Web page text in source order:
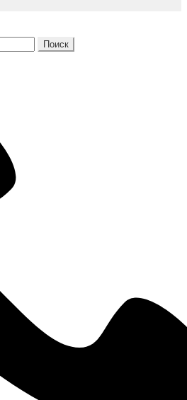
Поиск